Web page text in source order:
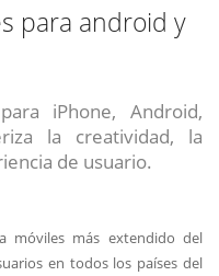
para android y
iPhone, Android,
la creatividad, la
de usuario.
móviles más extendido del
en todos los países del